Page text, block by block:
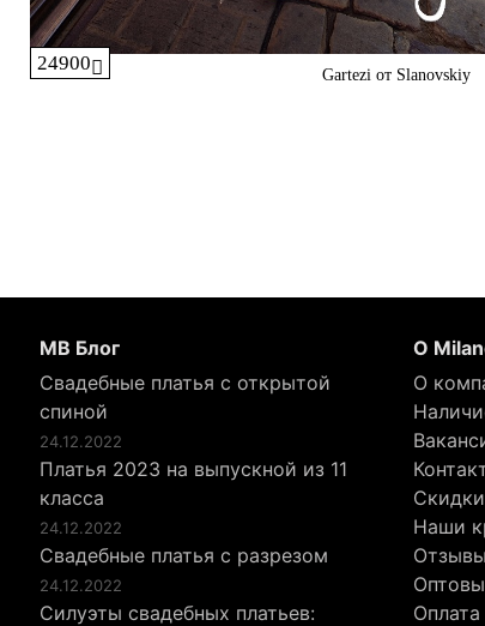
24900
Gartezi от Slanovskiy
МВ Блог
Свадебные платья с открытой
спиной
24.12.2022
Платья 2023 на выпускной из 11
класса
24.12.2022
Свадебные платья с разрезом
24.12.2022
Силуэты свадебных платьев:
О
О
Скидки
Наши
Отзывы
Оплата